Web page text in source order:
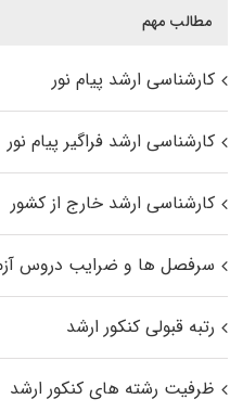
مطالب مهم
کارشناسی ارشد پیام نور
کارشناسی ارشد فراگیر پیام نور
کارشناسی ارشد خارج از کشور
سرفصل ها و ضرایب دروس
رتبه قبولی کنکور ارشد
ظرفیت رشته های کنکور ارشد